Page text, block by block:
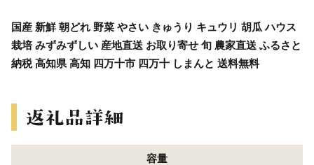
国産 新鮮 朝どれ 野菜 やさい きゅうり キュウリ 胡瓜 ハウス
栽培 みずみずしい 産地直送 お取り寄せ 旬 農家直送 ふるさと
納税 高知県 高知 四万十市 四万十 しまんと 送料無料
容量